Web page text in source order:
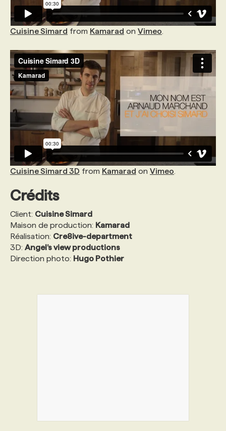
FAQ
ANNONCEZ AVEC NOUS
Cuisine Simard from Kamarad on Vimeo
Cuisine Simard 3D from Kamarad on Vimeo
Crédits
Client: Cuisine Simard
Maison de production: Kamarad
Réalisation: Cre8ive-department
3D: Angel’s view productions
Direction photo: Hugo Pothier